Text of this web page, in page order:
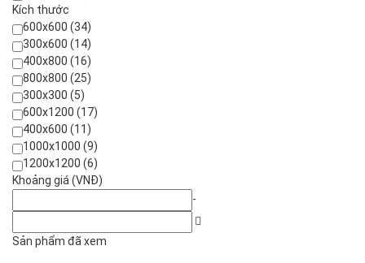
Kích thước
600x600 (34)
300x600 (14)
400x800 (16)
800x800 (25)
300x300 (5)
600x1200 (17)
400x600 (11)
1000x1000 (9)
1200x1200 (6)
Khoảng giá (VNĐ)
-
Sản phẩm đã xem